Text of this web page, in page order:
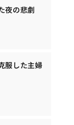
夜の悲劇
服した主婦